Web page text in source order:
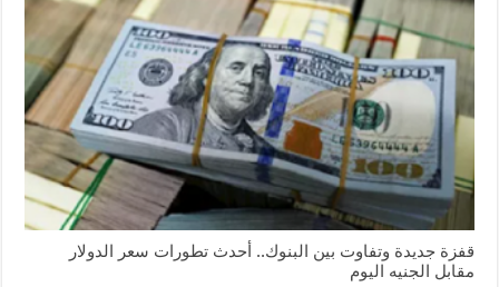
قفزة جديدة وتفاوت بين البنوك.. أحدث تطورات سعر الدولار
مقابل الجنيه اليوم